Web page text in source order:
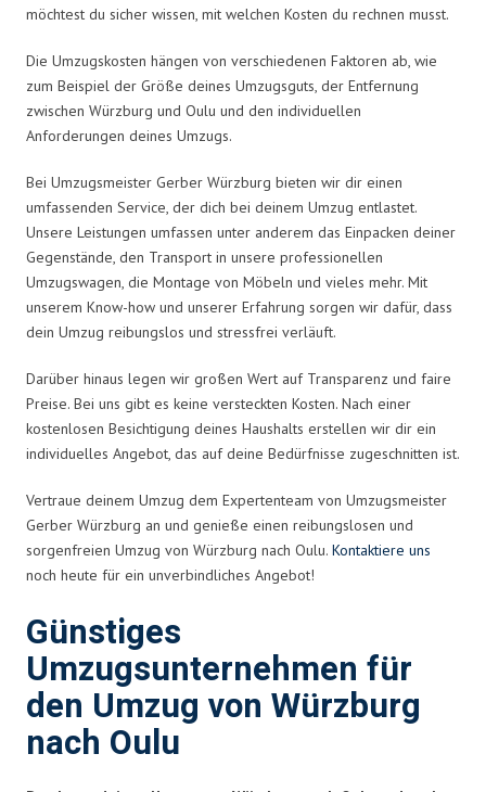
möchtest du sicher wissen, mit welchen Kosten du rechnen musst.
Die Umzugskosten hängen von verschiedenen Faktoren ab, wie
zum Beispiel der Größe deines Umzugsguts, der Entfernung
zwischen Würzburg und Oulu und den individuellen
Anforderungen deines Umzugs.
Bei Umzugsmeister Gerber Würzburg bieten wir dir einen
umfassenden Service, der dich bei deinem Umzug entlastet.
Unsere Leistungen umfassen unter anderem das Einpacken deiner
Gegenstände, den Transport in unsere professionellen
Umzugswagen, die Montage von Möbeln und vieles mehr. Mit
unserem Know-how und unserer Erfahrung sorgen wir dafür, dass
dein Umzug reibungslos und stressfrei verläuft.
Darüber hinaus legen wir großen Wert auf Transparenz und faire
Preise. Bei uns gibt es keine versteckten Kosten. Nach einer
kostenlosen Besichtigung deines Haushalts erstellen wir dir ein
individuelles Angebot, das auf deine Bedürfnisse zugeschnitten ist.
Vertraue deinem Umzug dem Expertenteam von Umzugsmeister
Gerber Würzburg an und genieße einen reibungslosen und
sorgenfreien Umzug von Würzburg nach Oulu. Kontaktiere uns
noch heute für ein unverbindliches Angebot!
Günstiges
Umzugsunternehmen für
den Umzug von Würzburg
nach Oulu